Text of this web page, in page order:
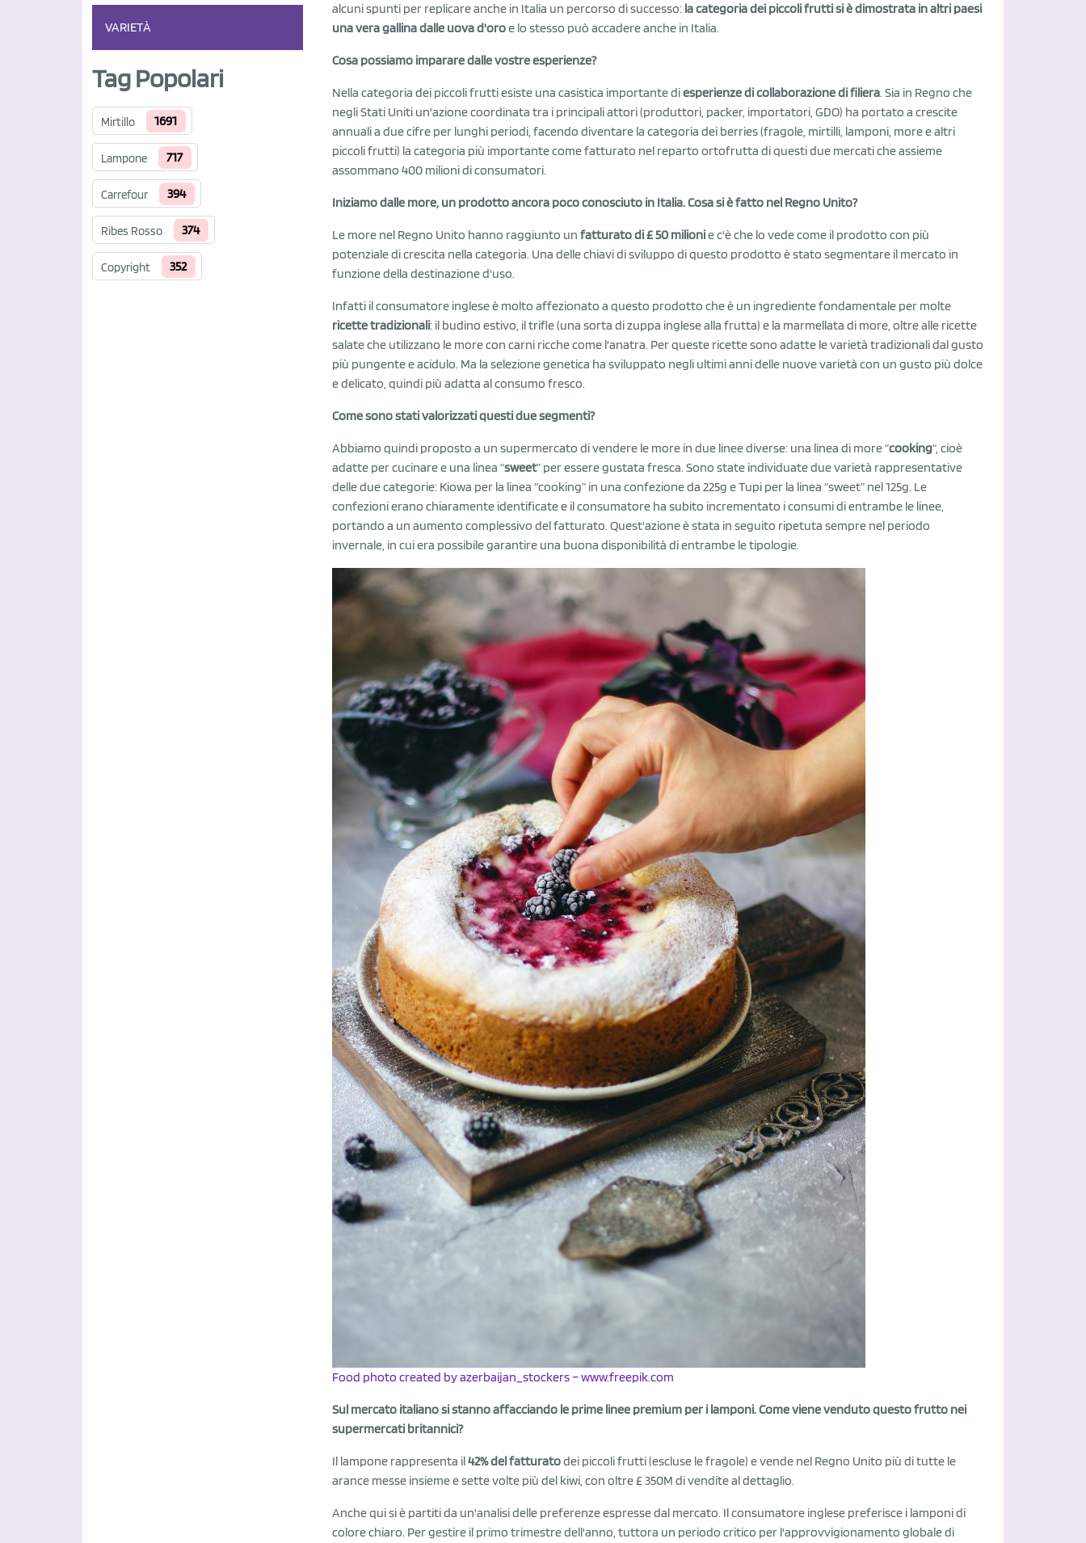
VARIETÀ
Tag Popolari
Mirtillo 1691
Lampone 717
Carrefour 394
Ribes Rosso 374
Copyright 352
alcuni spunti per replicare anche in Italia un percorso di successo: la categoria dei piccoli frutti si è dimostrata in altri paesi
una vera gallina dalle uova d'oroe lo stesso può accadere anche in Italia.
Cosa possiamo imparare dalle vostre esperienze?
Nella categoria dei piccoli frutti esiste una casistica importante diesperienze di collaborazione di filiera. Sia in Regno che
negli Stati Uniti un'azione coordinata tra i principali attori (produttori, packer, importatori, GDO) ha portato a crescite
annuali a due cifre per lunghi periodi, facendo diventare la categoria dei berries (fragole, mirtilli, lamponi, more e altri
piccoli frutti) la categoria più importante come fatturato nel reparto ortofrutta di questi due mercati che assieme
assommano 400 milioni di consumatori.
Iniziamo dalle more, un prodotto ancora poco conosciuto in Italia. Cosa si è fatto nel Regno Unito?
Le more nel Regno Unito hanno raggiunto un fatturato di £ 50 milionie c'è che lo vede come il prodotto con più
potenziale di crescita nella categoria. Una delle chiavi di sviluppo di questo prodotto è stato segmentare il mercato in
funzione della destinazione d'uso.
Infatti il consumatore inglese è molto affezionato a questo prodotto che è un ingrediente fondamentale per molte
ricette tradizionali: il budino estivo, il trifle (una sorta di zuppa inglese alla frutta) e la marmellata di more, oltre alle ricette
salate che utilizzano le more con carni ricche come l'anatra. Per queste ricette sono adatte le varietà tradizionali dal gusto
più pungente e acidulo. Ma la selezione genetica ha sviluppato negli ultimi anni delle nuove varietà con un gusto più dolce
e delicato, quindi più adatta al consumo fresco.
Come sono stati valorizzati questi due segmenti?
Abbiamo quindi proposto a un supermercato di vendere le more in due linee diverse: una linea di more “cooking“, cioè
adatte per cucinare e una linea “sweet” per essere gustata fresca. Sono state individuate due varietà rappresentative
delle due categorie: Kiowa per la linea “cooking” in una confezione da 225g e Tupi per la linea “sweet” nel 125g. Le
confezioni erano chiaramente identificate e il consumatore ha subito incrementato i consumi di entrambe le linee,
portando a un aumento complessivo del fatturato. Quest'azione è stata in seguito ripetuta sempre nel periodo
invernale, in cui era possibile garantire una buona disponibilità di entrambe le tipologie.
Food photo created by azerbaijan_stockers – www.freepik.com
Sul mercato italiano si stanno affacciando le prime linee premium per i lamponi. Come viene venduto questo frutto nei
supermercati britannici?
Il lampone rappresenta il42% del fatturatodei piccoli frutti (escluse le fragole) e vende nel Regno Unito più di tutte le
arance messe insieme e sette volte più del kiwi, con oltre £ 350M di vendite al dettaglio.
Anche qui si è partiti da un'analisi delle preferenze espresse dal mercato. Il consumatore inglese preferisce i lamponi di
colore chiaro. Per gestire il primo trimestre dell'anno, tuttora un periodo critico per l'approvvigionamento globale di